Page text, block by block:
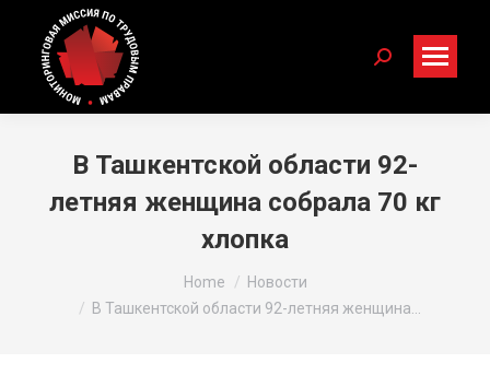
Search:
В Ташкентской области 92-
летняя женщина собрала 70 кг
хлопка
Home
Новости
В Ташкентской области 92-летняя женщина…